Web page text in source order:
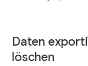
Daten
löschen